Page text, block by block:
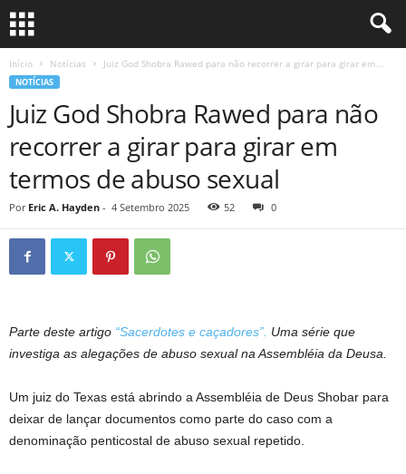
Início Notícias Juiz God Shobra Rawed para não recorrer a girar para girar em...
NOTÍCIAS
Juiz God Shobra Rawed para não
recorrer a girar para girar em
termos de abuso sexual
Por Eric A. Hayden - 4 Setembro 2025 52 0
Parte deste artigo “Sacerdotes e caçadores”. Uma série que
investiga as alegações de abuso sexual na Assembléia da Deusa.
Um juiz do Texas está abrindo a Assembléia de Deus Shobar para
deixar de lançar documentos como parte do caso com a
denominação penticostal de abuso sexual repetido.